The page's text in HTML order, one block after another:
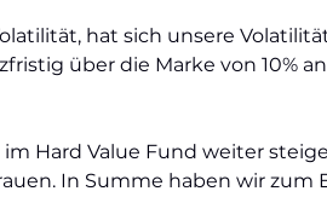
hat sich unsere
über die Marke von 10%
Hard Value Fund weiter
In Summe haben wir zum